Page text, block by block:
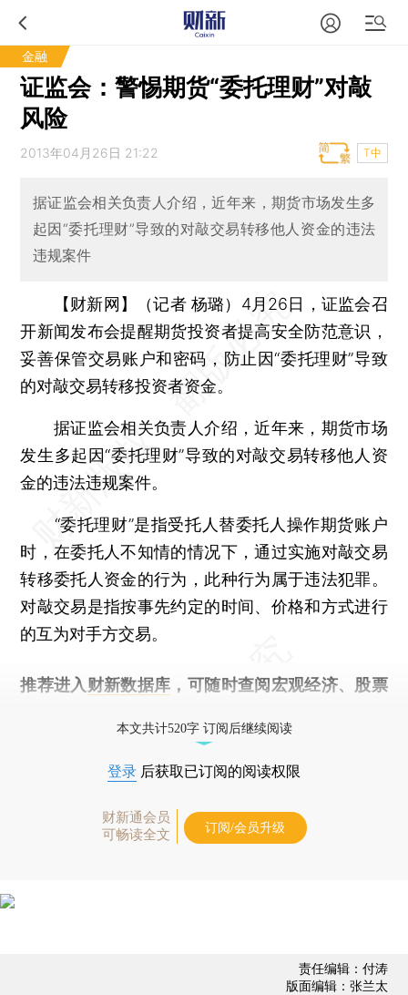
金融
证监会：警惕期货“委托理财”对敲
风险
2013年04月26日 21:22 T中
据证监会相关负责人介绍，近年来，期货市场发生多
起因“委托理财”导致的对敲交易转移他人资金的违法
违规案件
【财新网】（记者 杨璐） 4月26日，证监会召
开新闻发布会提醒期货投资者提高安全防范意识，
妥善保管交易账户和密码，防止因“委托理财”导致
的对敲交易转移投资者资金。
据证监会相关负责人介绍，近年来，期货市场
发生多起因“委托理财”导致的对敲交易转移他人资
金的违法违规案件。
“委托理财”是指受托人替委托人操作期货账户
时，在委托人不知情的情况下，通过实施对敲交易
转移委托人资金的行为，此种行为属于违法犯罪。
对敲交易是指按事先约定的时间、价格和方式进行
的互为对手方交易。
推荐进入 财新数据库 ，可随时查阅宏观经济、股票
本文共计520字 订阅后继续阅读
登录 后获取已订阅的阅读权限
财新通会员
可畅读全文
订阅/会员升级
责任编辑：付涛
版面编辑：张兰太